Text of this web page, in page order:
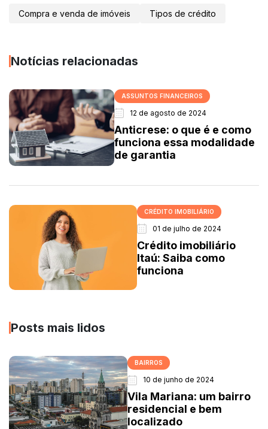
Compra e venda de imóveis Tipos de crédito
Notícias relacionadas
ASSUNTOS FINANCEIROS
12 de agosto de 2024
Anticrese: o que é e como
funciona essa modalidade
de garantia
CRÉDITO IMOBILIÁRIO
01 de julho de 2024
Crédito imobiliário
Itaú: Saiba como
funciona
Posts mais lidos
BAIRROS
10 de junho de 2024
Vila Mariana: um bairro
residencial e bem
localizado